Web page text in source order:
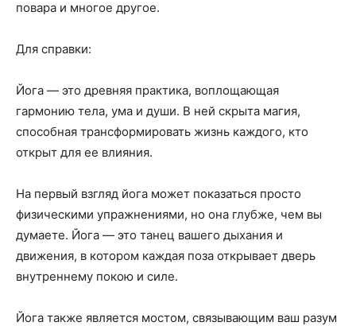
повара и многое другое.
Для справки:
Йога — это древняя практика, воплощающая
гармонию тела, ума и души. В ней скрыта магия,
способная трансформировать жизнь каждого, кто
открыт для ее влияния.
На первый взгляд йога может показаться просто
физическими упражнениями, но она глубже, чем вы
думаете. Йога — это танец вашего дыхания и
движения, в котором каждая поза открывает дверь
внутреннему покою и силе.
Йога также является мостом, связывающим ваш разум